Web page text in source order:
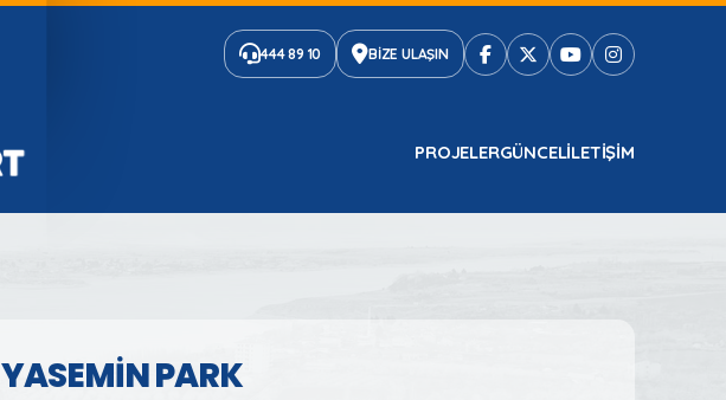
444 89 10 BİZE ULAŞIN
PROJELERGÜNCELILETIŞIM
YASEMİN PARK